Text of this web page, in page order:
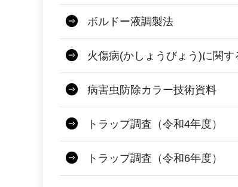
ボルドー液調製法
火傷病(かしょうびょう)に関す
病害虫防除カラー技術資料
トラップ調査（令和4年度）
トラップ調査（令和6年度）